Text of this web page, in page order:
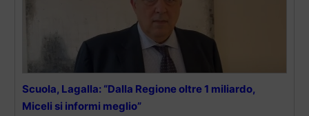
Scuola, Lagalla: “Dalla Regione oltre 1 miliardo,
Miceli si informi meglio”